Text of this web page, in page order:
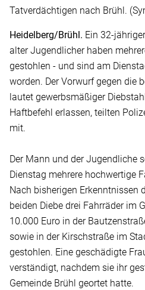
Tatverdächtigen nach Brühl.
Heidelberg/Brühl. Ein 32-
alter Jugendlicher haben
gestohlen - und sind am
worden. Der Vorwurf gegen die
lautet gewerbsmäßiger
Haftbefehl erlassen, teilten
mit.
Der Mann und der Jugendliche
Dienstag mehrere hochwertige
Nach bisherigen Erkenntnissen
beiden Diebe drei Fahrräder im
10.000 Euro in der
sowie in der Kirschstraße im
gestohlen. Eine geschädigte
verständigt, nachdem sie ihr
Gemeinde Brühl geortet hatte.